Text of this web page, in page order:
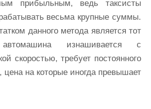
прибыльным, ведь таксисты
весьма крупные суммы.
данного метода является тот
изнашивается с
скоростью, требует постоянного
цена на которые иногда превышает